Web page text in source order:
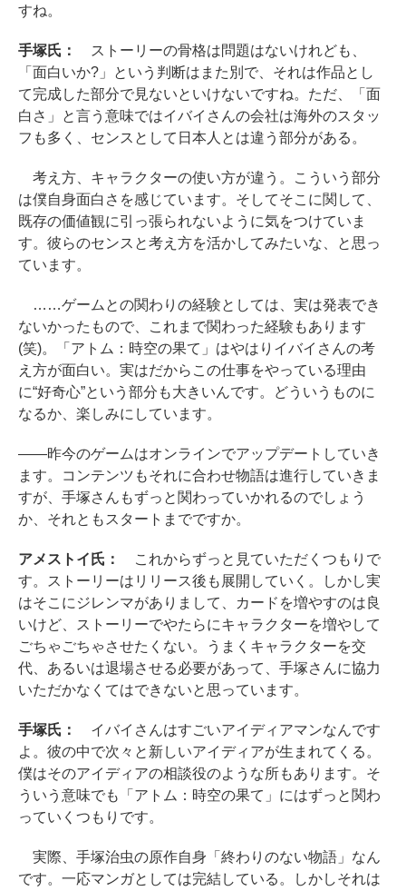
すね。
手塚氏：
ストーリーの骨格は問題はないけれども、
「面白いか?」という判断はまた別で、それは作品とし
て完成した部分で見ないといけないですね。ただ、「面
白さ」と言う意味ではイバイさんの会社は海外のスタッ
フも多く、センスとして日本人とは違う部分がある。
考え方、キャラクターの使い方が違う。こういう部分
は僕自身面白さを感じています。そしてそこに関して、
既存の価値観に引っ張られないように気をつけていま
す。彼らのセンスと考え方を活かしてみたいな、と思っ
ています。
……ゲームとの関わりの経験としては、実は発表でき
ないかったもので、これまで関わった経験もあります
(笑)。「アトム：時空の果て」はやはりイバイさんの考
え方が面白い。実はだからこの仕事をやっている理由
に“好奇心”という部分も大きいんです。どういうものに
なるか、楽しみにしています。
――昨今のゲームはオンラインでアップデートしていき
ます。コンテンツもそれに合わせ物語は進行していきま
すが、手塚さんもずっと関わっていかれるのでしょう
か、それともスタートまでですか。
アメストイ氏：
これからずっと見ていただくつもりで
す。ストーリーはリリース後も展開していく。しかし実
はそこにジレンマがありまして、カードを増やすのは良
いけど、ストーリーでやたらにキャラクターを増やして
ごちゃごちゃさせたくない。うまくキャラクターを交
代、あるいは退場させる必要があって、手塚さんに協力
いただかなくてはできないと思っています。
手塚氏：
イバイさんはすごいアイディアマンなんです
よ。彼の中で次々と新しいアイディアが生まれてくる。
僕はそのアイディアの相談役のような所もあります。そ
ういう意味でも「アトム：時空の果て」にはずっと関わ
っていくつもりです。
実際、手塚治虫の原作自身「終わりのない物語」なん
です。一応マンガとしては完結している。しかしそれは